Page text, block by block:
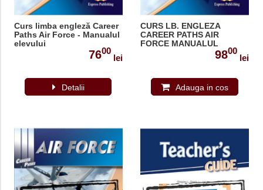
Curs limba engleză Career
Paths Air Force - Manualul
elevului
7600
lei
Detalii
CURS LB. ENGLEZA
CAREER PATHS AIR
FORCE MANUALUL
ELEVULUI CU DIGIBOOK
9800
lei
Adauga in cos